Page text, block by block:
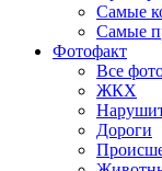
Самые
Самые
Фотофакт
Все
ЖКХ
Дороги